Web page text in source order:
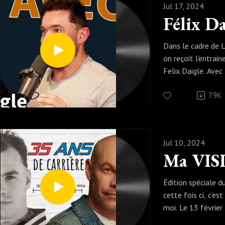
salées, pas
BON PODCAST !
Jul 17, 2024
Dans le cadre de
on reçoit
Felix Daigle.
pour tous, de
à bouger et
TELLEMENT plus.
Felix:
https://
daigle/
7.9K
Jul 10, 2024
Édition spéciale
cette fois ci,
moi. Le 13